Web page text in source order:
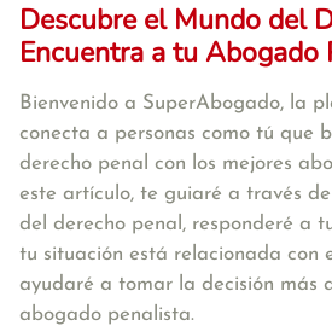
Descubre el Mundo del
Encuentra a tu Abogado
Bienvenido a SuperAbogado, la
conecta a personas como tú que
derecho penal con los mejores
este artículo, te guiaré a través
del derecho penal, responderé a
tu situación está relacionada con
ayudaré a tomar la decisión más
abogado penalista.